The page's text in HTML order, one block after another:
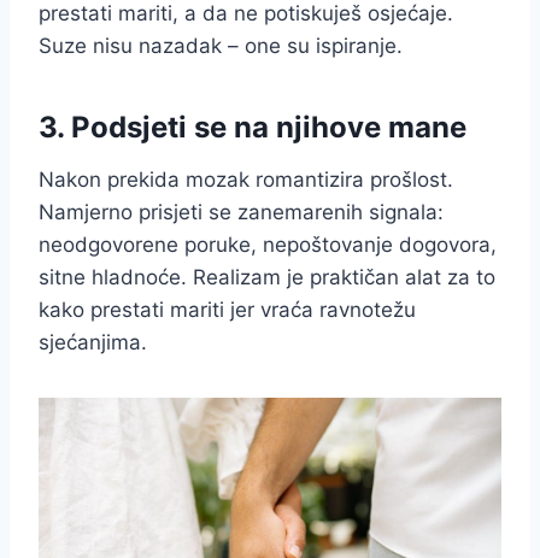
prestati mariti, a da ne potiskuješ osjećaje.
Suze nisu nazadak – one su ispiranje.
3. Podsjeti se na njihove mane
Nakon prekida mozak romantizira prošlost.
Namjerno prisjeti se zanemarenih signala:
neodgovorene poruke, nepoštovanje dogovora,
sitne hladnoće. Realizam je praktičan alat za to
kako prestati mariti jer vraća ravnotežu
sjećanjima.